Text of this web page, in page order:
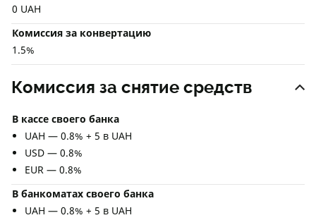
0 UAH
Комиссия за конвертацию
1.5%
Комиссия за снятие средств
В кассе своего банка
UAH — 0.8% + 5 в UAH
USD — 0.8%
EUR — 0.8%
В банкоматах своего банка
UAH — 0.8% + 5 в UAH